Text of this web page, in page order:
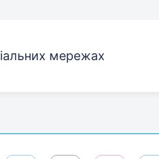
мережах